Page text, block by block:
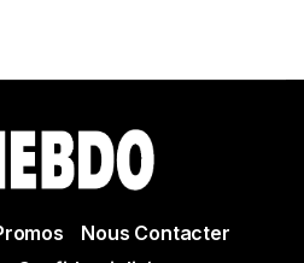
Nous Contacter